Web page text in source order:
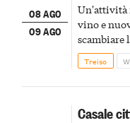
08 AGO
09 AGO
Un'attività
vino e
scambiare
Treiso
Casale